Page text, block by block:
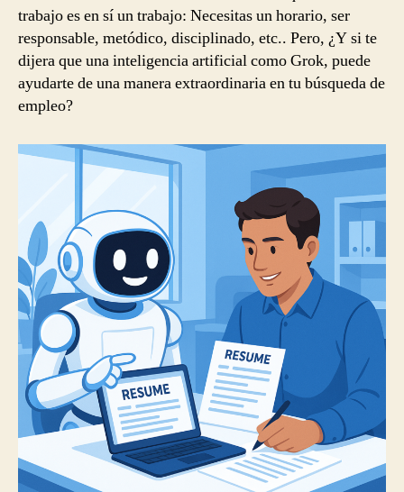
trabajo es en sí un trabajo: Necesitas un horario, ser
responsable, metódico, disciplinado, etc.. Pero, ¿Y si te
dijera que una inteligencia artificial como Grok, puede
ayudarte de una manera extraordinaria en tu búsqueda de
empleo?